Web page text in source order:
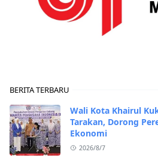
BERITA TERBARU
Wali Kota Khairul
Tarakan, Dorong
Ekonomi
2026/8/7